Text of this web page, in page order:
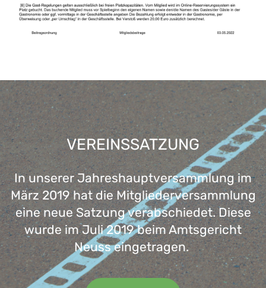
VEREINSSATZUNG
In unserer Jahreshauptversammlung im
März 2019 hat die Mitgliederversammlung
eine neue Satzung verabschiedet. Diese
wurde im Juli 2019 beim Amtsgericht
Neuss eingetragen.